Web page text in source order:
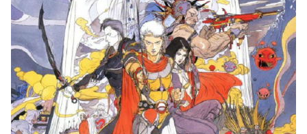
TCG・その後」
「ドラクエ11」攻略感想(54/クリア後)マルティナの「しん
ぴのビスチェ」可愛い！そしてメドローアやギガバーストき
たー！
【デレマス】 和久井留美「夢を作って、いつか遊んで」
【謎】『ダーク路線のドラクエ12』を発売中止にしないとい
けなかった理由ってガチでなに？とりあえすだせばいいやん